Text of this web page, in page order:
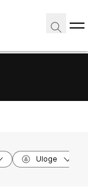
Uloge